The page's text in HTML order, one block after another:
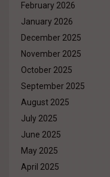
February 2026
January 2026
December 2025
November 2025
October 2025
September 2025
August 2025
July 2025
June 2025
May 2025
April 2025